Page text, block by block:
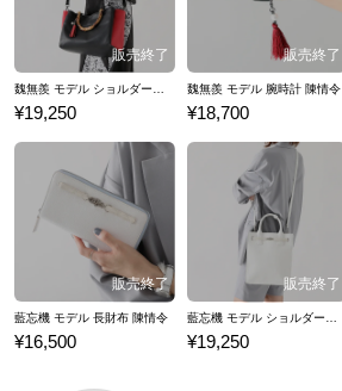
¥19,250
魏無羨 モデル 腕時計 陳情令
¥18,700
藍忘機 モデル 長財布 陳情令
¥16,500
藍忘機 モデル ショルダーバッグ 陳情令
¥19,250